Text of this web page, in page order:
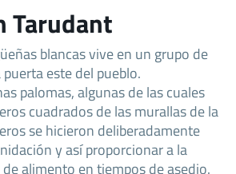
Tarudant
blancas vive en un grupo de
este del pueblo.
palomas, algunas de las cuales
cuadrados de las murallas de la
se hicieron deliberadamente
y así proporcionar a la
alimento en tiempos de asedio.